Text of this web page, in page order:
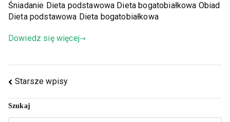
Śniadanie Dieta podstawowa Dieta bogatobiałkowa Obiad
Dieta podstawowa Dieta bogatobiałkowa
Dowiedz się więcej
Starsze wpisy
Szukaj